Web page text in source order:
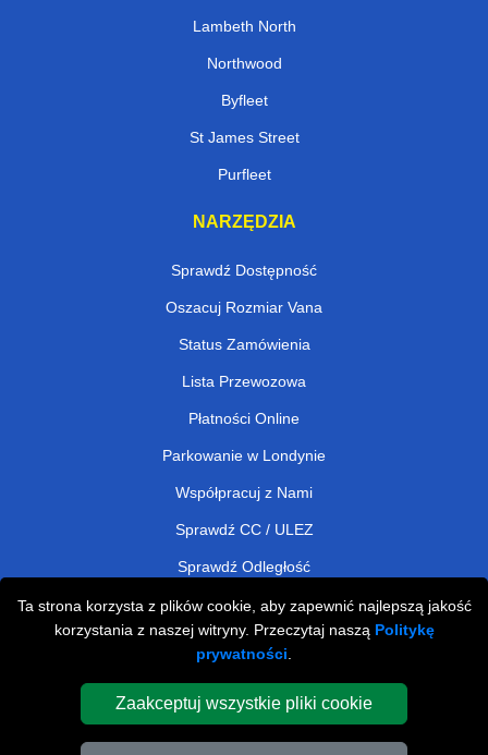
Ta strona korzysta z plików cookie, aby zapewnić najlepszą jakość
korzystania z naszej witryny. Przeczytaj naszą Politykę
prywatności
Zaakceptuj wszystkie pliki cookie
Lambeth North
Northwood
Byfleet
St James Street
Purfleet
NARZĘDZIA
Sprawdź Dostępność
Oszacuj Rozmiar Vana
Status Zamówienia
Lista Przewozowa
Płatności Online
Parkowanie w Londynie
Współpracuj z Nami
Sprawdź CC / ULEZ
Sprawdź Odległość
Man and Van Removals